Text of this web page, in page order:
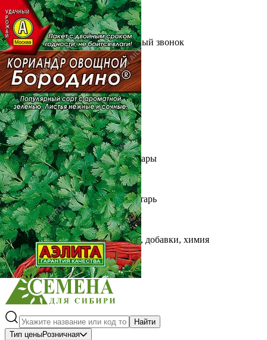
Выберите город
Обратный звонокЗаказать обратный звонок
Каталог
Семена
Грунты
Газонные травы, сидераты
Горшки, рассадники, аксессуары
Посадочный материал
Садовый инструмент, инвентарь
Консервирование
Средства защиты, удобрения, добавки, химия
Обустройство сада, декор
Найти
Тип ценыРозничная